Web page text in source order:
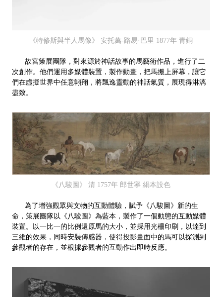
《特修斯與半人馬像》 安托萬-路易·巴里 1877年 青銅
故宮策展團隊，對來源於神話故事的馬藝術作品，進行了二
次創作。他們運用多媒體裝置，製作動畫，把馬搬上屏幕，讓它
們在虛擬世界中任意翺翔，將飄逸靈動的神話氣質，展現得淋漓
盡致。
《八駿圖》 清 1757年 郎世寧 絹本設色
為了增強觀眾與文物的互動體驗，賦予《八駿圖》新的生
命，策展團隊以《八駿圖》為藍本，製作了一個動態的互動媒體
裝置。以一比一的比例還原馬的大小，並採用光柵印刷，以達到
三維的效果，同時安裝傳感器，使得投影畫面中的馬可以探測到
參觀者的存在，並根據參觀者的互動作出即時反應。